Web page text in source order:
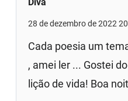
28 de dezembro de 2022
Cada poesia um
, amei ler ... Gostei
lição de vida! Boa